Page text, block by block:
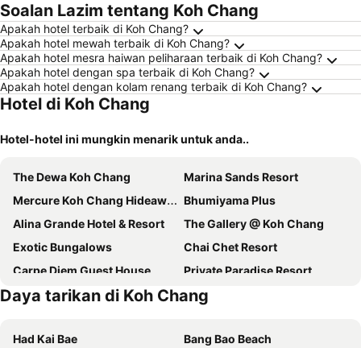
Soalan Lazim tentang Koh Chang
Apakah hotel terbaik di Koh Chang?
Apakah hotel mewah terbaik di Koh Chang?
Apakah hotel mesra haiwan peliharaan terbaik di Koh Chang?
Apakah hotel dengan spa terbaik di Koh Chang?
Apakah hotel dengan kolam renang terbaik di Koh Chang?
Hotel di Koh Chang
Hotel-hotel ini mungkin menarik untuk anda..
The Dewa Koh Chang
Marina Sands Resort
Mercure Koh Chang Hideaway
Bhumiyama Plus
Alina Grande Hotel & Resort
The Gallery @ Koh Chang
Exotic Bungalows
Chai Chet Resort
Carpe Diem Guest House
Private Paradise Resort
The Retreat Koh Chang
Islanda
Klong Kloi Cottage
Daya tarikan di Koh Chang
Had Kai Bae
Bang Bao Beach